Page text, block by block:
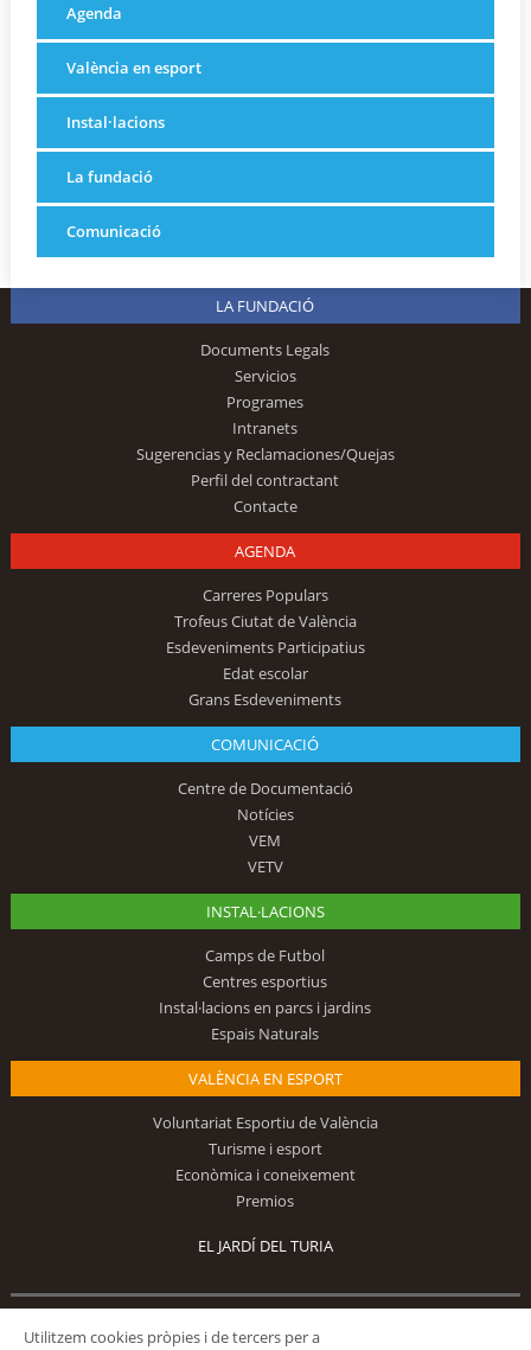
Agenda
València en esport
Instal·lacions
La fundació
Comunicació
LA FUNDACIÓ
Documents Legals
Servicios
Programes
Intranets
Sugerencias y Reclamaciones/Quejas
Perfil del contractant
Contacte
AGENDA
Carreres Populars
Trofeus Ciutat de València
Esdeveniments Participatius
Edat escolar
Grans Esdeveniments
COMUNICACIÓ
Centre de Documentació
Notícies
VEM
VETV
INSTAL·LACIONS
Camps de Futbol
Centres esportius
Instal·lacions en parcs i jardins
Espais Naturals
VALÈNCIA EN ESPORT
Voluntariat Esportiu de València
Turisme i esport
Econòmica i coneixement
Premios
EL JARDÍ DEL TURIA
Utilitzem cookies pròpies i de tercers per a